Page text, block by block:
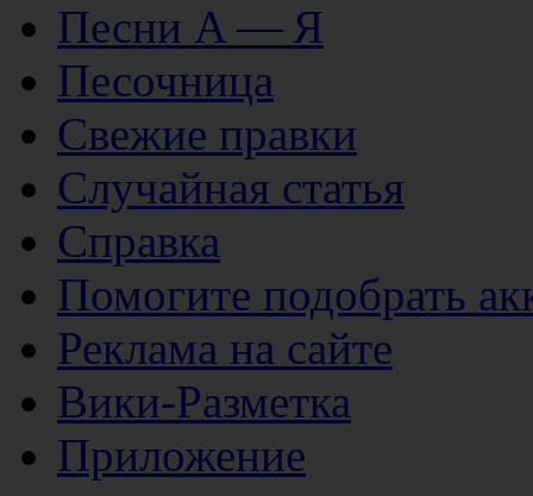
Песни А — Я
Песочница
Свежие правки
Случайная статья
Справка
Помогите подобрать
Реклама на сайте
Вики-Разметка
Приложение